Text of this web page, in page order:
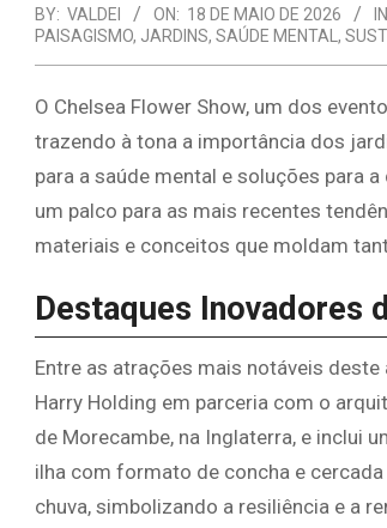
BY: VALDEI ON: 18 DE MAIO DE 2026
PAISAGISMO, JARDINS, SAÚDE MENTAL ,
O Chelsea Flower Show, um dos
trazendo à tona a importância dos
para a saúde mental e soluções para
um palco para as mais recentes
materiais e conceitos que moldam
Destaques Inovadores
Entre as atrações mais notáveis
Harry Holding em parceria com o
de Morecambe, na Inglaterra, e inclui
ilha com formato de concha e
chuva, simbolizando a resiliência e a